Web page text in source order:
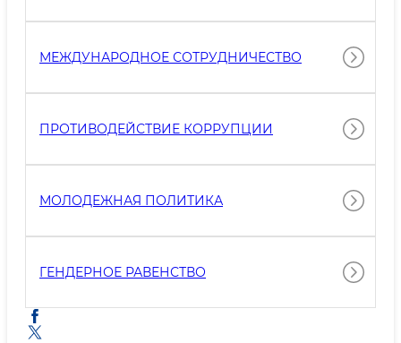
МЕЖДУНАРОДНОЕ СОТРУДНИЧЕСТВО
ПРОТИВОДЕЙСТВИЕ КОРРУПЦИИ
МОЛОДЕЖНАЯ ПОЛИТИКА
ГЕНДЕРНОЕ РАВЕНСТВО